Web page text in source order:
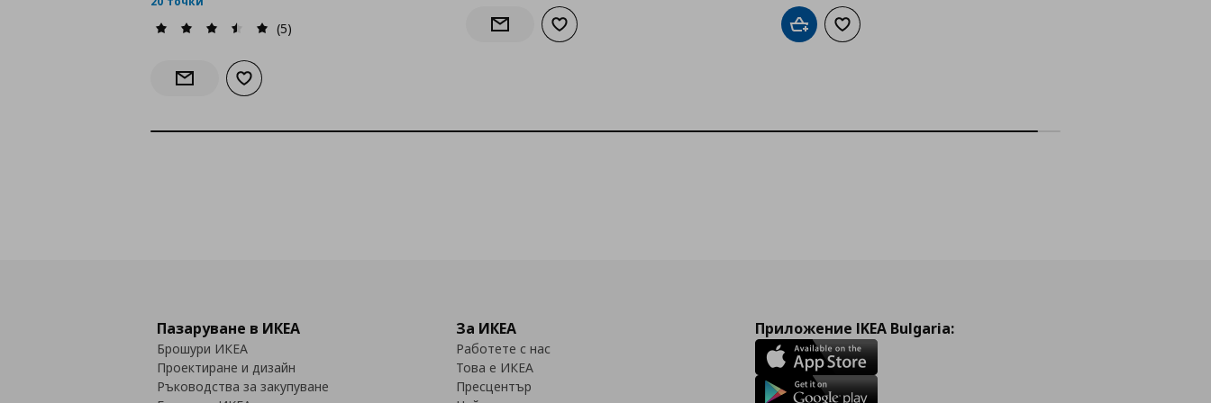
(5)
Информирай ме за наличност
Добави към списъка с любими
Информирай ме за наличност
Добави към списъка с любими Добави в кошницата
Добави към списъка с любими
Пазаруване в ИКЕА
Брошури ИКЕА
Проектиране и дизайн
Ръководства за закупуване
За ИКЕА
Работете с нас
Това е ИКЕА
Пресцентър
Приложение IKEA Bulgaria: